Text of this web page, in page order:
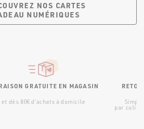
NOS CARTES
NUMÉRIQUES
RETOUR PRODUIT
Simple et gratuit,
PAIEMENT 3X
Pas de
en 3 fois sans